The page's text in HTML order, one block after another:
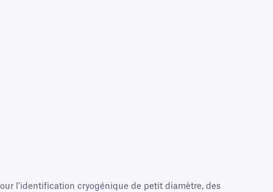
l'identification cryogénique de petit diamètre, des